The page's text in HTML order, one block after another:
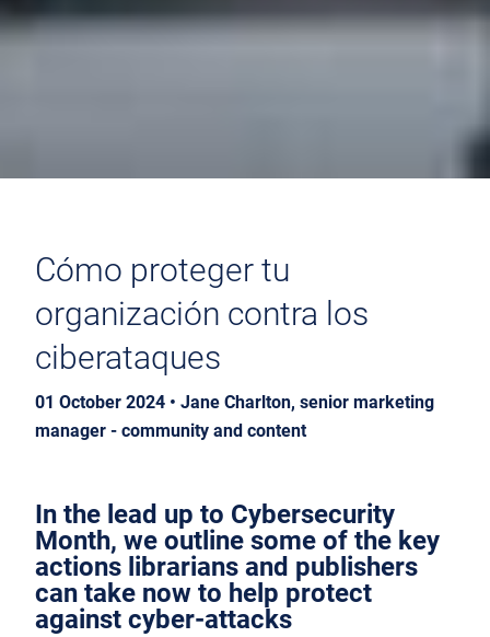
Cómo proteger tu
organización contra los
ciberataques
01 October 2024 • Jane Charlton, senior marketing
manager - community and content
In the lead up to Cybersecurity
Month, we outline some of the key
actions librarians and publishers
can take now to help protect
against cyber-attacks